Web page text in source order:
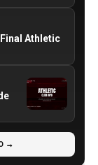
Athletic
→